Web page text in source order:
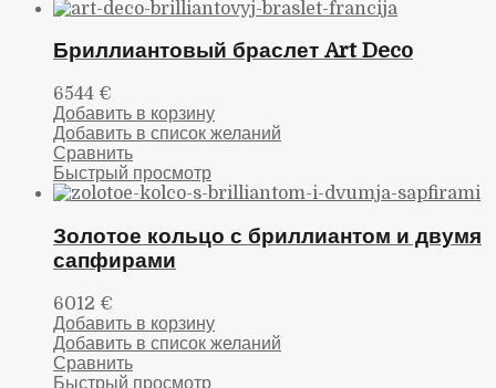
Бриллиантовый браслет Art Deco
6544 €
Добавить в корзину
Добавить в список желаний
Сравнить
Быстрый просмотр
Золотое кольцо с бриллиантом и двумя
сапфирами
6012 €
Добавить в корзину
Добавить в список желаний
Сравнить
Быстрый просмотр